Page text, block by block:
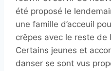
été proposé le
une famille d’acceuil
crêpes avec le reste de
Certains jeunes et
danser se sont vus